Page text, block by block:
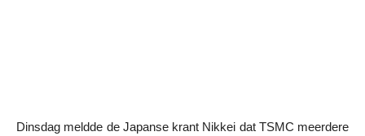
Dinsdag meldde de Japanse krant Nikkei dat TSMC meerdere